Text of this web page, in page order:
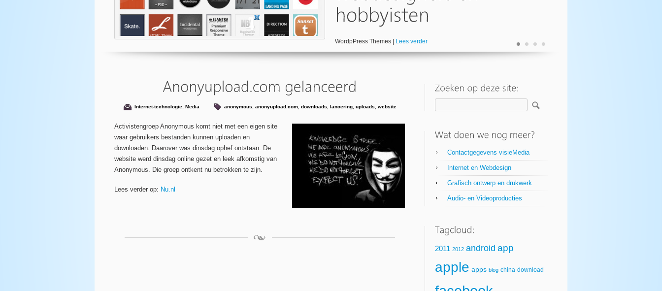
WordpPress Themes | Lees verder • • • •
Internet-technologie, Media anonymous anonyupload.com, downloads lancering, uploads website
Activistengroep Anonymous komt niet met een eigen site
waar gebruikers bestanden kunnen uploaden en
downloaden. Daarover was dinsdag ophef ontstaan. De
website werd dinsdag online gezet en leek afkomstig van
Anonymous. Die groep ontkent nu betrokken te zijn.
Lees verder op: Nu.nl
Contactgegevens visieMedia
Internet en Webdesign
Grafisch ontwerp en drukwerk
Audio- en Videoproducties
2011 2012 android app
apple apps blog china download